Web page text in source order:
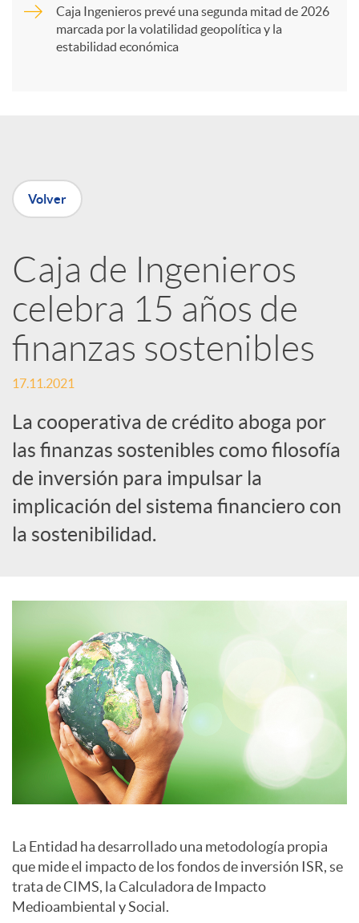
n
e
d
e
s
S
o
c
i
e
s
Caja Ingenieros prevé una segunda mitad de 2026
marcada por la volatilidad geopolítica y la
estabilidad económica
Volver
Caja de Ingenieros
celebra 15 años de
finanzas sostenibles
17.11.2021
La cooperativa de crédito aboga por
las finanzas sostenibles como filosofía
de inversión para impulsar la
implicación del sistema financiero con
la sostenibilidad.
La Entidad ha desarrollado una metodología propia
que mide el impacto de los fondos de inversión ISR, se
trata de CIMS, la Calculadora de Impacto
Medioambiental y Social.